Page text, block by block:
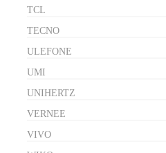
TCL
TECNO
ULEFONE
UMI
UNIHERTZ
VERNEE
VIVO